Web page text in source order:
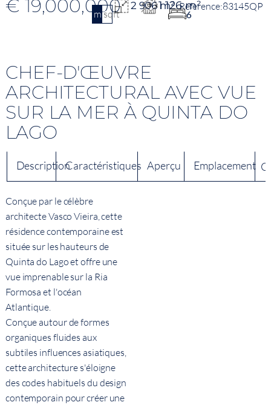
€ 19,000,000
m2sqft
2 906 m²1 126 m²
6
83145QP
CHEF-D'ŒUVRE
ARCHITECTURAL AVEC VUE
SUR LA MER À QUINTA DO
LAGO
DescriptionCaractéristiques Aperçu Emplacement
Conçue par le célèbre
architecte Vasco Vieira, cette
résidence contemporaine est
située sur les hauteurs de
Quinta do Lago et offre une
vue imprenable sur la Ria
Formosa et l'océan
Atlantique.
Conçue autour de formes
organiques fluides aux
subtiles influences asiatiques,
cette architecture s'éloigne
des codes habituels du design
contemporain pour créer une